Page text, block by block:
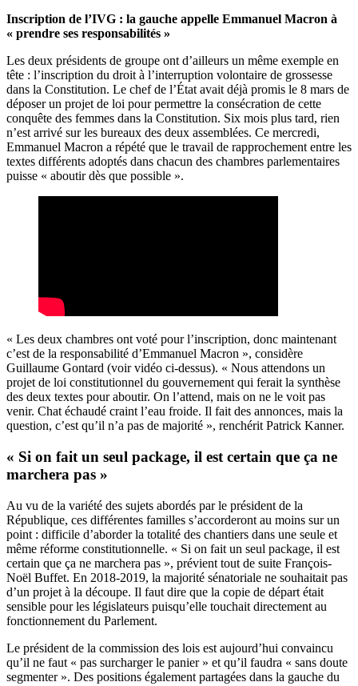
Inscription de l’IVG : la gauche appelle Emmanuel Macron à
« prendre ses responsabilités »
Les deux présidents de groupe ont d’ailleurs un même exemple en
tête : l’inscription du droit à l’interruption volontaire de grossesse
dans la Constitution. Le chef de l’État avait déjà promis le 8 mars de
déposer un projet de loi pour permettre la consécration de cette
conquête des femmes dans la Constitution. Six mois plus tard, rien
n’est arrivé sur les bureaux des deux assemblées. Ce mercredi,
Emmanuel Macron a répété que le travail de rapprochement entre les
textes différents adoptés dans chacun des chambres parlementaires
puisse « aboutir dès que possible ».
« Les deux chambres ont voté pour l’inscription, donc maintenant
c’est de la responsabilité d’Emmanuel Macron », considère
Guillaume Gontard (voir vidéo ci-dessus). « Nous attendons un
projet de loi constitutionnel du gouvernement qui ferait la synthèse
des deux textes pour aboutir. On l’attend, mais on ne le voit pas
venir. Chat échaudé craint l’eau froide. Il fait des annonces, mais la
question, c’est qu’il n’a pas de majorité », renchérit Patrick Kanner.
« Si on fait un seul package, il est certain que ça ne
marchera pas »
Au vu de la variété des sujets abordés par le président de la
République, ces différentes familles s’accorderont au moins sur un
point : difficile d’aborder la totalité des chantiers dans une seule et
même réforme constitutionnelle. « Si on fait un seul package, il est
certain que ça ne marchera pas », prévient tout de suite François-
Noël Buffet. En 2018-2019, la majorité sénatoriale ne souhaitait pas
d’un projet à la découpe. Il faut dire que la copie de départ était
sensible pour les législateurs puisqu’elle touchait directement au
fonctionnement du Parlement.
Le président de la commission des lois est aujourd’hui convaincu
qu’il ne faut « pas surcharger le panier » et qu’il faudra « sans doute
segmenter ». Des positions également partagées dans la gauche du